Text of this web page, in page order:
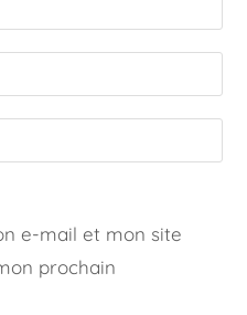
e-mail et mon site
prochain